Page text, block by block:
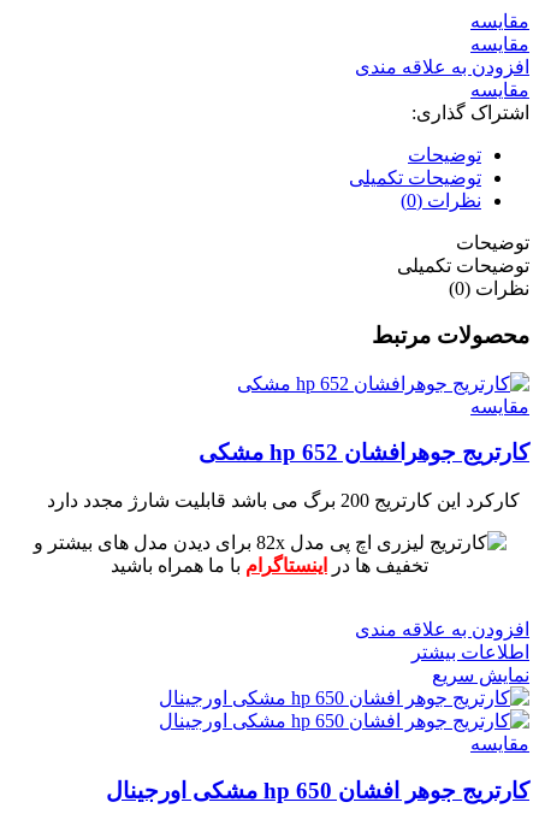
مقايسه
مقایسه
افزودن به علاقه مندی
مقایسه
اشتراک گذاری:
توضیحات
توضیحات تکمیلی
نظرات (0)
توضیحات
توضیحات تکمیلی
نظرات (0)
محصولات مرتبط
مقايسه
کارتریج جوهرافشان 652 hp مشکی
کارکرد این کارتریج 200 برگ می باشد قابلیت شارژ مجدد دارد
برای دیدن مدل های بیشتر و
تخفیف ها در
اینستاگرام با ما همراه باشید
افزودن به علاقه مندی
اطلاعات بیشتر
نمایش سریع
مقايسه
کارتریج جوهر افشان hp 650 مشکی اورجینال